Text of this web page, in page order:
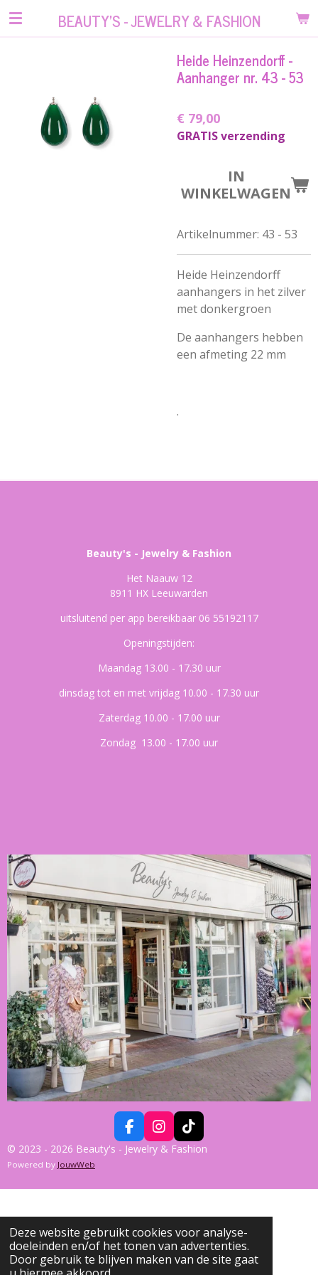
Deze website gebruikt cookies voor analyse-
doeleinden en/of het tonen van advertenties.
Door gebruik te blijven maken van de site gaat
Ga
BEAUTY'S - JEWELRY & FASHION
Heide Heinzendorff -
Aanhanger nr. 43 - 53
€ 79,00
GRATIS verzending
IN
WINKELWAGEN
Artikelnummer: 43 - 53
Heide Heinzendorff
aanhangers in het zilver
met donkergroen
De aanhangers hebben
een afmeting 22 mm
.
Beauty's - Jewelry & Fashion
Het Naauw 12
8911 HX Leeuwarden
uitsluitend per app bereikbaar 06 55192117
Openingstijden:
Maandag 13.00 - 17.30 uur
dinsdag tot en met vrijdag 10.00 - 17.30 uur
Zaterdag 10.00 - 17.00 uur
Zondag 13.00 - 17.00 uur
F
A
B
O
K
I
N
A
R
A
M
T
I
O
© 2023 - 2026 Beauty's - Jewelry & Fashion
Powered by JouwWeb